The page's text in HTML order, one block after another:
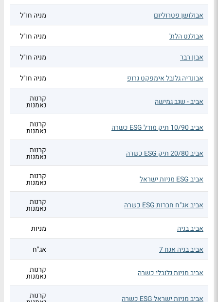
אבולושן פטרוליום מניה חו"ל
אבולנט הלת' מניה חו"ל
אבון רבר מניה חו"ל
אבונדיה גלובל אימפקט גרופ מניה חו"ל
אביב - שגב גמישה קרנות
נאמנות
אביב 10/90 תיק מודל ESG כשרה קרנות
נאמנות
אביב 20/80 תיק ESG כשרה קרנות
נאמנות
אביב ESG מניות ישראל קרנות
נאמנות
אביב אג"ח חברות ESG כשרה קרנות
נאמנות
אביב בניה
מניות
אביב בניה אגח 7 אג"ח
אביב מניות גלובלי כשרה קרנות
נאמנות
אביב מניות ישראל ESG כשרה קרנות